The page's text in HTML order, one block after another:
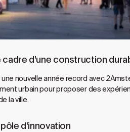
d'une construction
nouvelle année record avec
urbain pour proposer des
la ville.
d'innovation